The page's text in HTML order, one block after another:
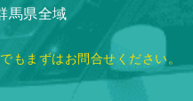
馬県全域
もまずはお問合せください。